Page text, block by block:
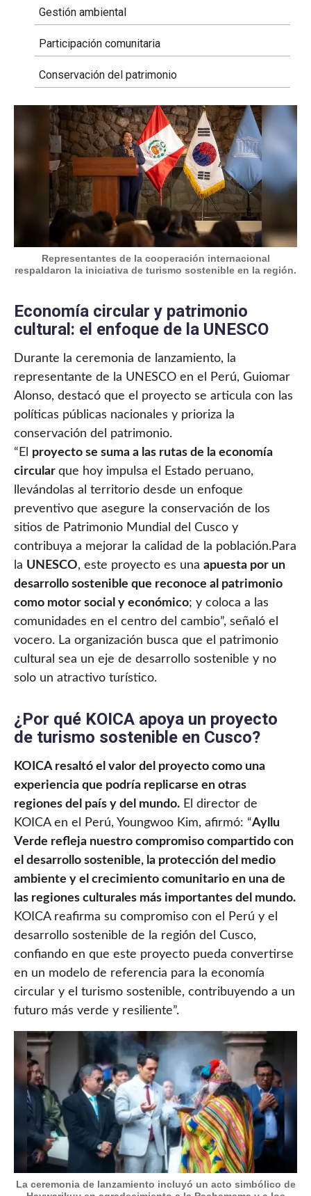
Gestión ambiental
Participación comunitaria
Conservación del patrimonio
Representantes de la cooperación internacional
respaldaron la iniciativa de turismo sostenible en la región.
Economía circular y patrimonio
cultural: el enfoque de la UNESCO
Durante la ceremonia de lanzamiento, la
representante de la UNESCO en el Perú, Guiomar
Alonso, destacó que el proyecto se articula con las
políticas públicas nacionales y prioriza la
conservación del patrimonio.
“El proyecto se suma a las rutas de la economía
circular que hoy impulsa el Estado peruano,
llevándolas al territorio desde un enfoque
preventivo que asegure la conservación de los
sitios de Patrimonio Mundial del Cusco y
contribuya a mejorar la calidad de la población.Para
la UNESCO, este proyecto es una apuesta por un
desarrollo sostenible que reconoce al patrimonio
como motor social y económico; y coloca a las
comunidades en el centro del cambio”, señaló el
vocero. La organización busca que el patrimonio
cultural sea un eje de desarrollo sostenible y no
solo un atractivo turístico.
¿Por qué KOICA apoya un proyecto
de turismo sostenible en Cusco?
KOICA resaltó el valor del proyecto como una
experiencia que podría replicarse en otras
regiones del país y del mundo. El director de
KOICA en el Perú, Youngwoo Kim, afirmó: “Ayllu
Verde refleja nuestro compromiso compartido con
el desarrollo sostenible, la protección del medio
ambiente y el crecimiento comunitario en una de
las regiones culturales más importantes del mundo.
KOICA reafirma su compromiso con el Perú y el
desarrollo sostenible de la región del Cusco,
confiando en que este proyecto pueda convertirse
en un modelo de referencia para la economía
circular y el turismo sostenible, contribuyendo a un
futuro más verde y resiliente”.
La ceremonia de lanzamiento incluyó un acto simbólico de